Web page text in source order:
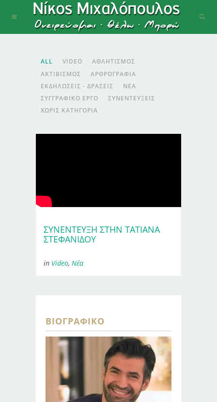
ALL VIDEO
ΑΘΛΗΤΙΣΜΌΣ
ΑΚΤΙΒΙΣΜΌΣ
ΑΡΘΡΟΓΡΑΦΊΑ
ΕΚΔΗΛΏΣΕΙΣ - ΔΡΆΣΕΙΣ
ΝΈΑ
ΣΥΓΓΡΑΦΙΚΌ ΈΡΓΟ
ΣΥΝΕΝΤΕΎΞΕΙΣ
ΧΩΡΊΣ ΚΑΤΗΓΟΡΊΑ
ΣΥΝΈΝΤΕΥΞΗ ΣΤΗΝ ΤΑΤΙΑΝΑ
ΣΤΕΦΑΝΙΔΟΥ
in Video, Νέα
ΒΙΟΓΡΑΦΙΚΌ